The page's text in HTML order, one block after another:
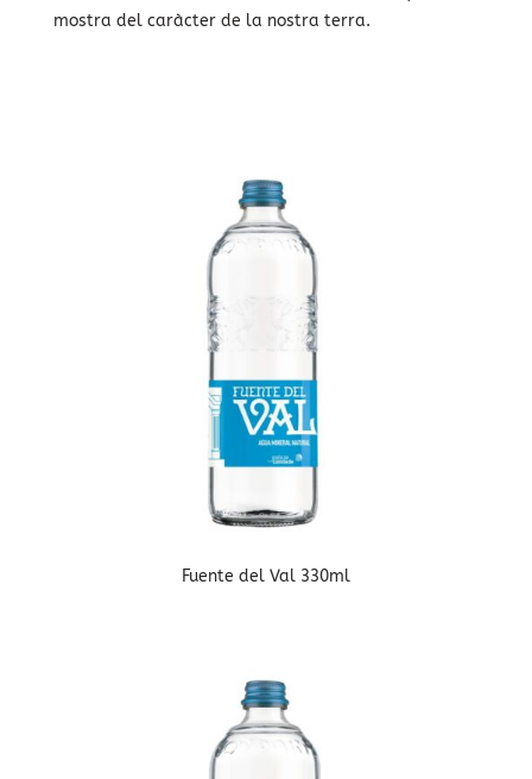
mostra del caràcter de la nostra terra.
Fuente del Val 330ml